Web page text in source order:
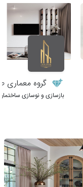
گروه معماری
بازسازی و نوسازی